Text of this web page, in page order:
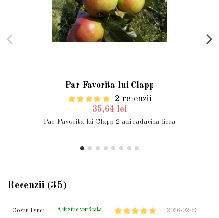
Par Favorita lui Clapp
2 recenzii
35,64 lei
Par Favorita lui Clapp 2 ani radacina liera
Recenzii (35)
Costin Dinca Achizitie verificata 2026-02-23